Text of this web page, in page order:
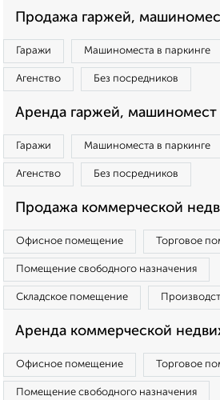
Продажа гаржей,
Гаражи Машиноместа в паркинге
Агенство Без посредников
Аренда гаржей, машиномест
Гаражи Машиноместа в паркинге
Агенство Без посредников
Продажа коммерческой
Офисное помещение Торговое
Помещение свободного назначения
Складское помещение
Аренда коммерческой
Офисное помещение Торговое
Помещение свободного назначения